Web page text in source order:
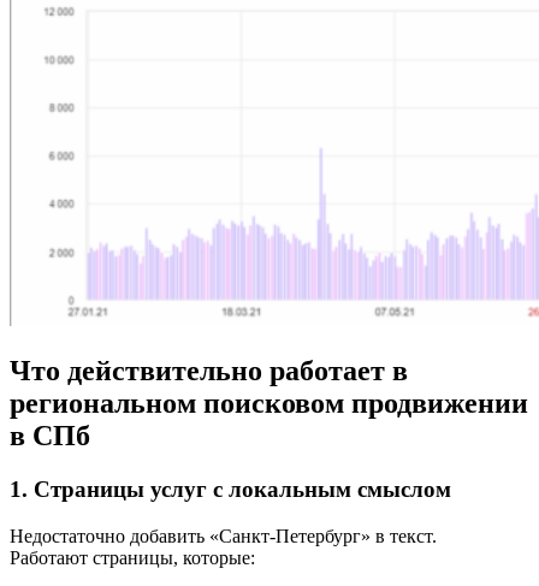
Что действительно работает в
региональном поисковом продвижении
в СПб
1. Страницы услуг с локальным смыслом
Недостаточно добавить «Санкт-Петербург» в текст.
Работают страницы, которые: